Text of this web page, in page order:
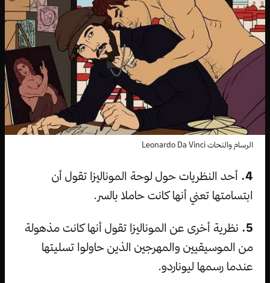
الرسام والنحات Leonardo Da Vinci
4. أحد النظريات حول لوحة الموناليزا تقول أن
ابتسامتها تعني أنها كانت حاملا بالسر.
5. نظرية أخرى عن الموناليزا تقول أنها كانت مذهولة
من الموسيقيين والمهرجين الذين حاولوا تسليتها
عندما رسمها ليوناردو.